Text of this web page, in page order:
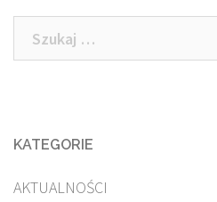
Szukaj:
KATEGORIE
AKTUALNOŚCI